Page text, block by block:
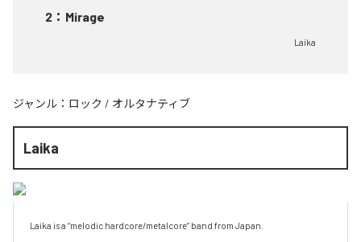
2 ： Mirage
Laika
ジャンル： ロック / オルタナティブ
Laika
Laika is a “melodic hardcore/metalcore” band from Japan.